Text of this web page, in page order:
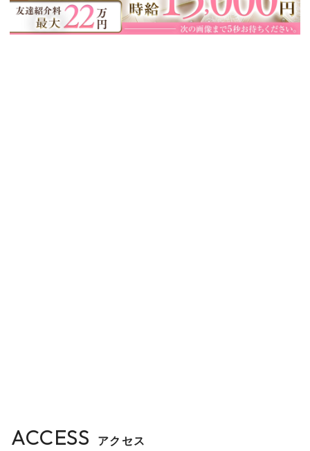
ACCESS アクセス